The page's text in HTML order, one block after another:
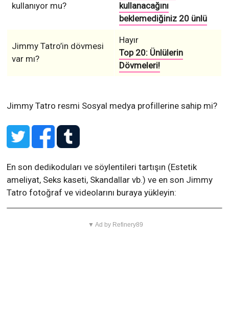
kullanıyor mu?
kullanacağını
beklemediğiniz 20 ünlü
Jimmy Tatro’in dövmesi
var mı?
Hayır
Top 20: Ünlülerin
Dövmeleri!
Jimmy Tatro resmi Sosyal medya profillerine sahip mi?
En son dedikoduları ve söylentileri tartışın (Estetik
ameliyat, Seks kaseti, Skandallar vb.) ve en son Jimmy
Tatro fotoğraf ve videolarını buraya yükleyin:
▼ Ad by Refinery89